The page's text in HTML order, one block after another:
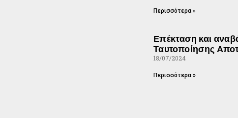
Περισσότερα »
Επέκταση και
Ταυτοποίησης
18/07/2024
Περισσότερα »